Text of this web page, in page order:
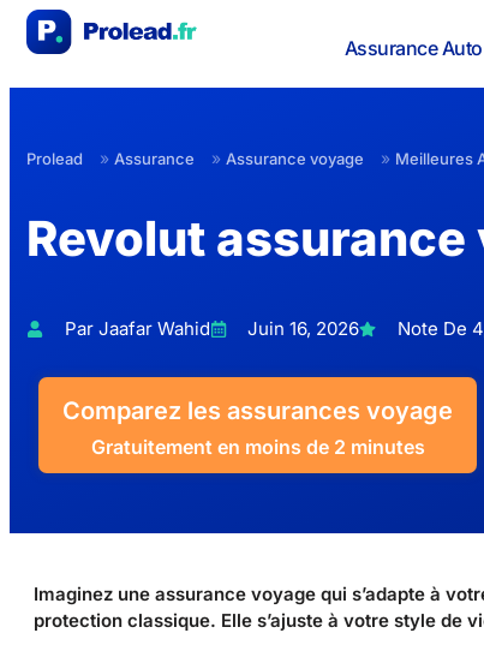
Assurance Auto
Prolead » Assurance » Assurance voyage » Meilleures
Revolut assurance
Par Jaafar Wahid Juin 16, 2026 Note De
Comparez les assurances voyage
Gratuitement en moins de 2 minutes
Imaginez une assurance voyage qui s’adapte à
protection classique. Elle s’ajuste à votre style de